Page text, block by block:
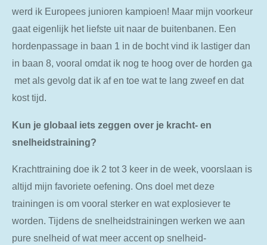
werd ik Europees junioren kampioen! Maar mijn voorkeur
gaat eigenlijk het liefste uit naar de buitenbanen. Een
hordenpassage in baan 1 in de bocht vind ik lastiger dan
in baan 8, vooral omdat ik nog te hoog over de horden ga
met als gevolg dat ik af en toe wat te lang zweef en dat
kost tijd.
Kun je globaal iets zeggen over je kracht- en
snelheidstraining?
Krachttraining doe ik 2 tot 3 keer in de week, voorslaan is
altijd mijn favoriete oefening. Ons doel met deze
trainingen is om vooral sterker en wat explosiever te
worden. Tijdens de snelheidstrainingen werken we aan
pure snelheid of wat meer accent op snelheid-